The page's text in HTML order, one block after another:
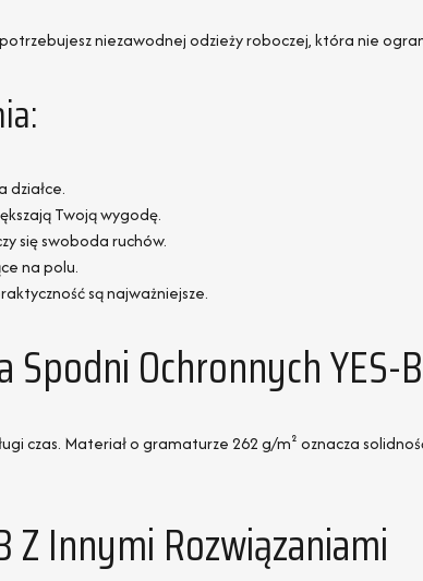
niezawodnej odzieży roboczej, która nie
działce.
Twoją wygodę.
się swoboda ruchów.
na polu.
są najważniejsze.
Spodni Ochronnych YES-B
czas. Materiał o gramaturze 262 g/m² oznacza
Z Innymi Rozwiązaniami